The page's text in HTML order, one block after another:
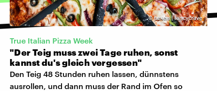
©pexels | fancycrave
True Italian Pizza Week
"Der Teig muss zwei Tage ruhen, sonst
kannst du's gleich vergessen"
Den Teig 48 Stunden ruhen lassen, dünnstens
ausrollen, und dann muss der Rand im Ofen so